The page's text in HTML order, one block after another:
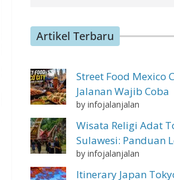
Artikel Terbaru
Street Food Mexico
Jalanan Wajib Coba
by infojalanjalan
Wisata Religi Adat
Sulawesi: Panduan
by infojalanjalan
Itinerary Japan